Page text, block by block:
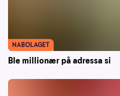
Ble millionær på adressa si
NABOLAGET